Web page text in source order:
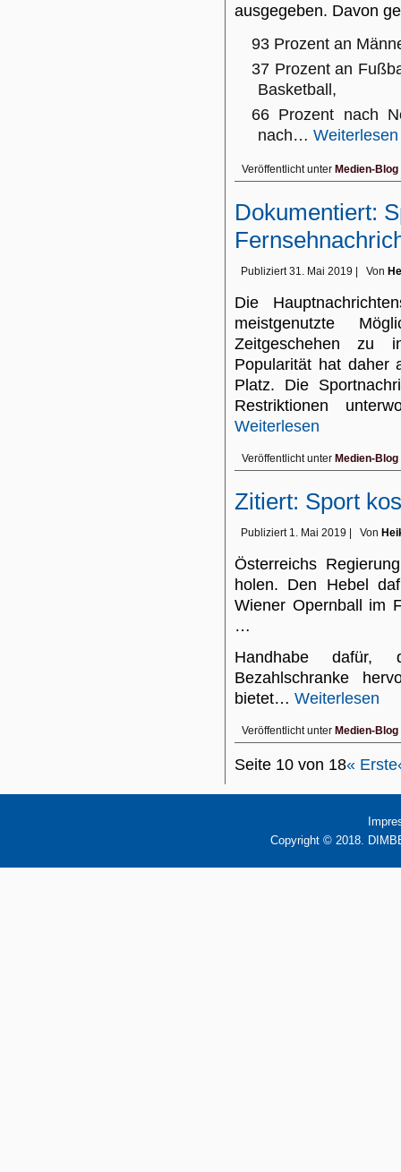
ausgegeben. Davon
93 Prozent an
37 Prozent an
Basketball,
66 Prozent nach
nach… Weiterlesen
Veröffentlicht unter Medien-Blog
Dokumentiert:
Publiziert 31. Mai 2019 Von
Die
meistgenutzte
Zeitgeschehen zu
Popularität hat daher
Platz. Die
Restriktionen
Weiterlesen
Veröffentlicht unter Medien-Blog
Zitiert: Sport
Publiziert 1. Mai 2019 Von
Österreichs
holen. Den Hebel
Wiener Opernball im
…
Handhabe
Bezahlschranke
bietet… Weiterlesen
Veröffentlicht unter Medien-Blog
Seite 10 von 18« Erste
Copyright © 2018.